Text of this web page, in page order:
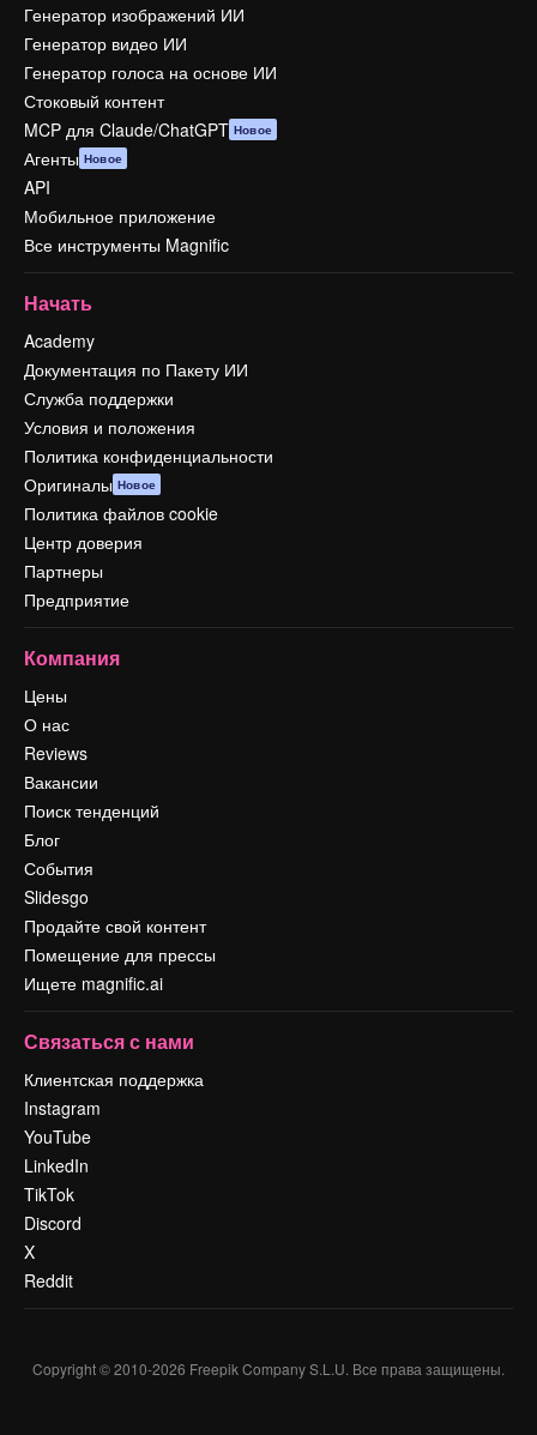
Генератор изображений ИИ
Генератор видео ИИ
Генератор голоса на основе ИИ
Стоковый контент
MCP для Claude/ChatGPT Новое
Агенты Новое
API
Мобильное приложение
Все инструменты Magnific
Начать
Academy
Документация по Пакету ИИ
Служба поддержки
Условия и положения
Политика конфиденциальности
Оригиналы Новое
Политика файлов cookie
Центр доверия
Партнеры
Предприятие
Компания
Цены
О нас
Reviews
Вакансии
Поиск тенденций
Блог
События
Slidesgo
Продайте свой контент
Помещение для прессы
Ищете magnific.ai
Связаться с нами
Клиентская поддержка
Instagram
YouTube
LinkedIn
TikTok
Discord
X
Reddit
Copyright © 2010-2026 Freepik Company S.L.U. Все права защищены.